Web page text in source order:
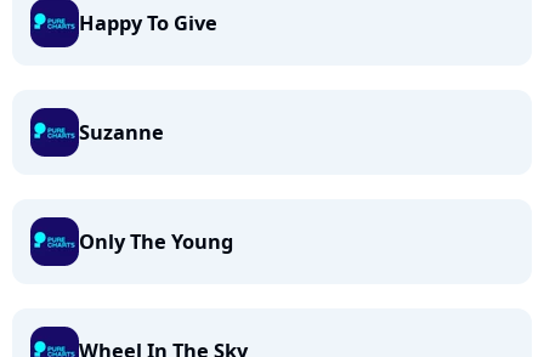
Happy To Give
Suzanne
Only The Young
Wheel In The Sky